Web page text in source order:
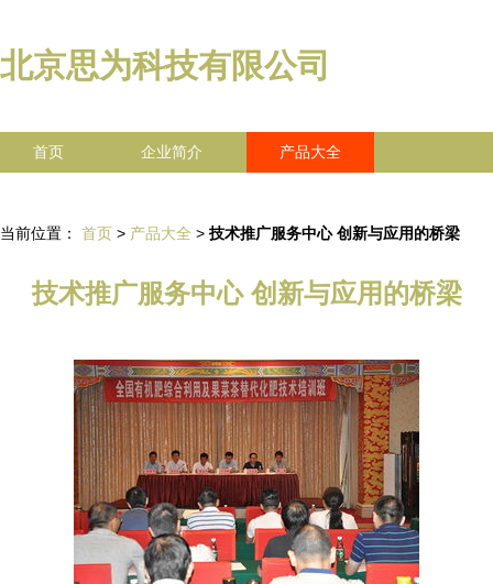
北京思为科技有限公司
首页 企业简介 产品大全
当前位置： 首页 > 产品大全 > 技术推广服务中心 创新与应用的桥梁
技术推广服务中心 创新与应用的桥梁